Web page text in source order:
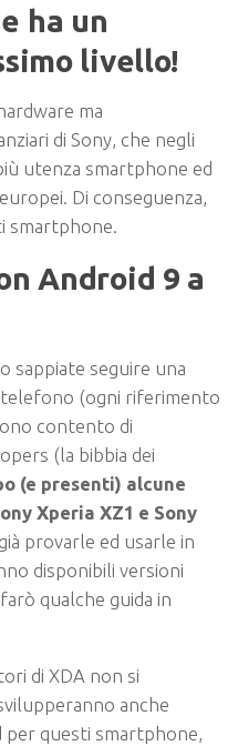
ha un
livello!
ma
di Sony, che negli
utenza smartphone ed
Di conseguenza,
smartphone.
Android 9 a
sappiate seguire una
telefono (ogni riferimento
contento di
(la bibbia dei
(e presenti) alcune
Xperia XZ1 e Sony
provarle ed usarle in
disponibili versioni
qualche guida in
di XDA non si
anche
per questi smartphone,